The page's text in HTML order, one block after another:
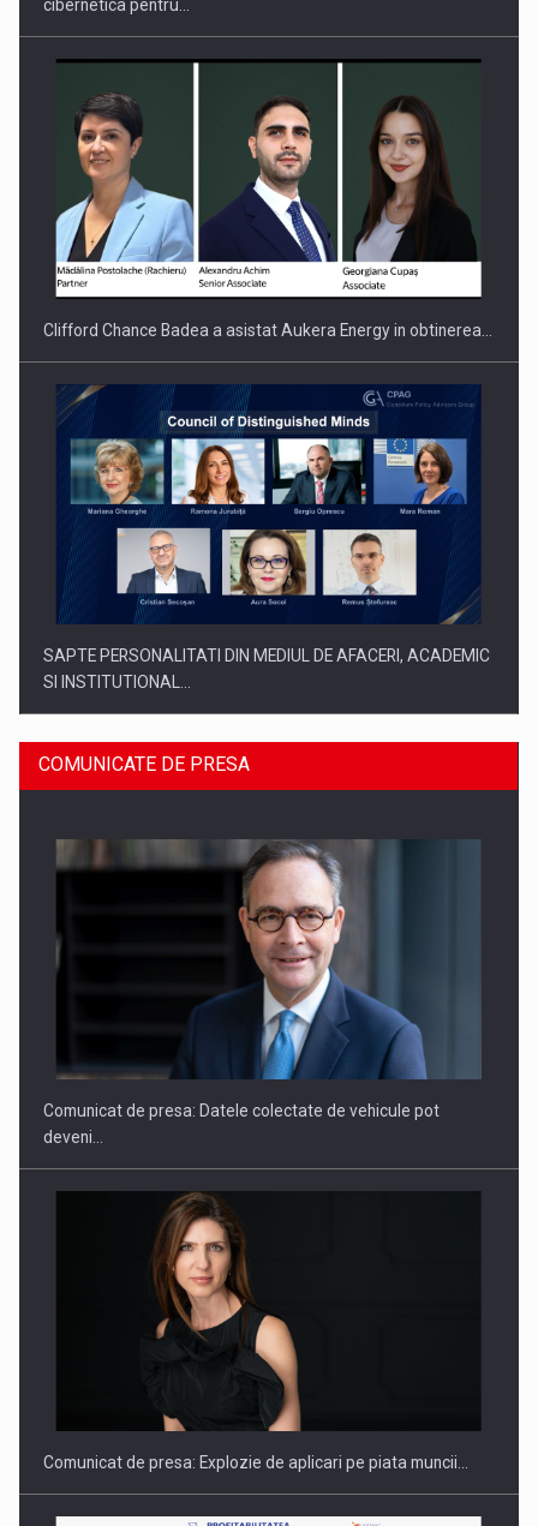
PUTTING ROMANIAN CORPORATE COMPANIES ON THE
INTERNATIONAL BUSINESS SCENE
cibernetica pentru…
Clifford Chance Badea a asistat Aukera Energy in obtinerea…
SAPTE PERSONALITATI DIN MEDIUL DE AFACERI, ACADEMIC
SI INSTITUTIONAL…
SYCLEF isi consolideaza prezenta in Romania printr-o a
Fondul de investitii BoldMind si echipa de management a…
COMUNICATE DE PRESA
Comunicat de presa: Datele colectate de vehicule pot
deveni…
Comunicat de presa: Explozie de aplicari pe piata muncii…